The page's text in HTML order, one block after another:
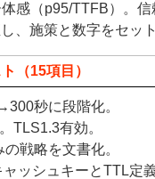
感（p95/TTFB）。
、施策と数字をセッ
（15項目）
秒に段階化。
TLS1.3有効。
戦略を文書化。
ッシュキーとTTL定義